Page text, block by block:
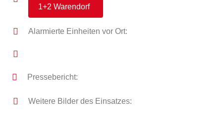
1+2 Warendorf
Alarmierte Einheiten vor Ort:
Pressebericht:
Weitere Bilder des Einsatzes: